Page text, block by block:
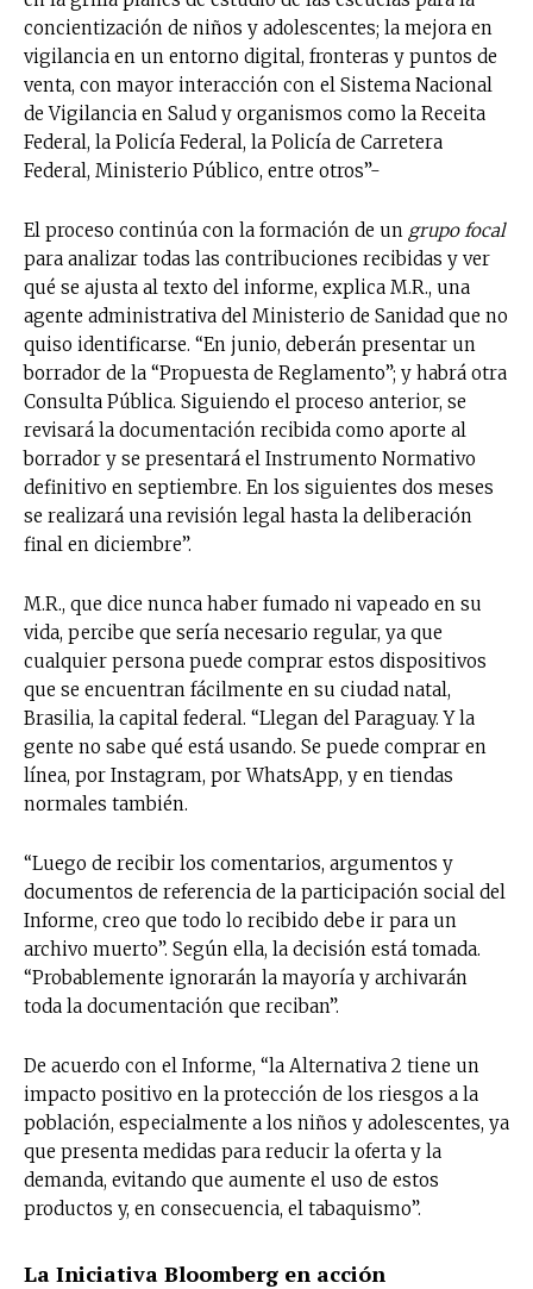
concientización de niños y adolescentes; la mejora en
vigilancia en un entorno digital, fronteras y puntos de
venta, con mayor interacción con el Sistema Nacional
de Vigilancia en Salud y organismos como la Receita
Federal, la Policía Federal, la Policía de Carretera
Federal, Ministerio Público, entre otros”-
El proceso continúa con la formación de un grupo focal
para analizar todas las contribuciones recibidas y ver
qué se ajusta al texto del informe, explica M.R., una
agente administrativa del Ministerio de Sanidad que no
quiso identificarse. “En junio, deberán presentar un
borrador de la “Propuesta de Reglamento”; y habrá otra
Consulta Pública. Siguiendo el proceso anterior, se
revisará la documentación recibida como aporte al
borrador y se presentará el Instrumento Normativo
definitivo en septiembre. En los siguientes dos meses
se realizará una revisión legal hasta la deliberación
final en diciembre”.
M.R., que dice nunca haber fumado ni vapeado en su
vida, percibe que sería necesario regular, ya que
cualquier persona puede comprar estos dispositivos
que se encuentran fácilmente en su ciudad natal,
Brasilia, la capital federal. “Llegan del Paraguay. Y la
gente no sabe qué está usando. Se puede comprar en
línea, por Instagram, por WhatsApp, y en tiendas
normales también.
“Luego de recibir los comentarios, argumentos y
documentos de referencia de la participación social del
Informe, creo que todo lo recibido debe ir para un
archivo muerto”. Según ella, la decisión está tomada.
“Probablemente ignorarán la mayoría y archivarán
toda la documentación que reciban”.
De acuerdo con el Informe, “la Alternativa 2 tiene un
impacto positivo en la protección de los riesgos a la
población, especialmente a los niños y adolescentes, ya
que presenta medidas para reducir la oferta y la
demanda, evitando que aumente el uso de estos
productos y, en consecuencia, el tabaquismo”.
La Iniciativa Bloomberg en acción